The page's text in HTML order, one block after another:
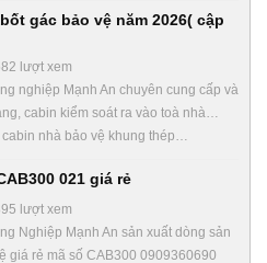
gác bảo vệ năm 2026( cập
lượt xem
nghiệp Mạnh An chuyên cung cấp và
cabin kiểm soát ra vào toà nhà…
nhà bảo vệ khung thép…
021 giá rẻ
lượt xem
Nghiệp Mạnh An sản xuất dòng sản
giá rẻ mã số CAB300 0909360690